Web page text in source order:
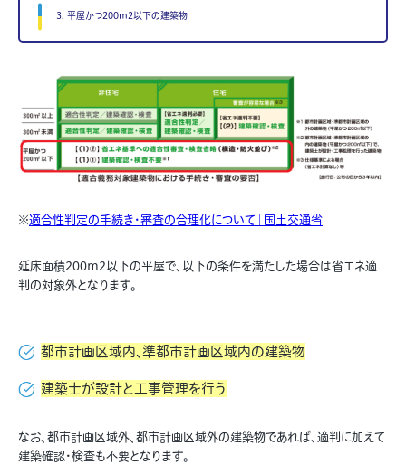
3. 平屋かつ200m2以下の建築物
※適合性判定の手続き・審査の合理化について｜国土交通省
延床面積200m2以下の平屋で、以下の条件を満たした場合は省エネ適
判の対象外となります。
都市計画区域内、準都市計画区域内の建築物
建築士が設計と工事管理を行う
なお、都市計画区域外、都市計画区域外の建築物であれば、適判に加えて
建築確認・検査も不要となります。